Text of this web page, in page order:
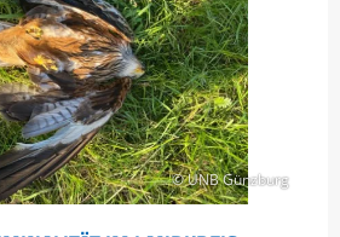
© UNB Günzburg